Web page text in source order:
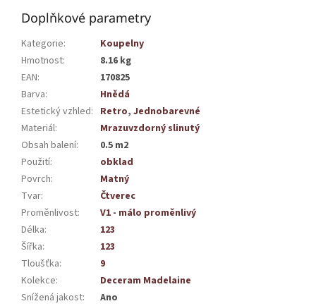
Doplňkové parametry
Kategorie:
Koupelny
Hmotnost:
8.16 kg
EAN:
170825
Barva:
Hnědá
Estetický vzhled: Retro, Jednobarevné
Materiál:
Mrazuvzdorný slinutý
Obsah balení:
0.5 m2
Použití:
obklad
Povrch:
Matný
Tvar:
Čtverec
Proměnlivost:
V1 - málo proměnlivý
Délka:
123
Šířka:
123
Tloušťka:
9
Kolekce:
Deceram Madelaine
Snížená jakost: Ano